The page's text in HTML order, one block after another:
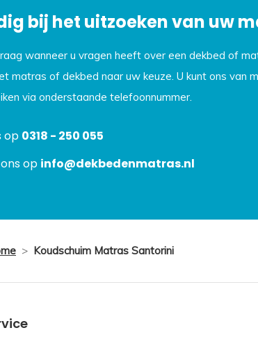
bij het uitzoeken van uw
wanneer u vragen heeft over een dekbed of
matras of dekbed naar uw keuze. U kunt ons van
via onderstaande telefoonnummer.
op 0318 - 250 055
op info@dekbedenmatras.nl
> Koudschuim Matras Santorini